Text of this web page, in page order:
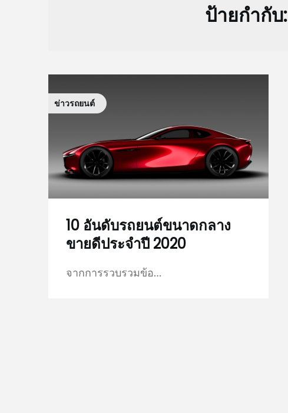
ป้ายกำกับ:
ข่าวรถยนต์
10 อันดับรถยนต์ขนาดกลาง
ขายดีประจำปี 2020
จากการรวบรวมข้อ…